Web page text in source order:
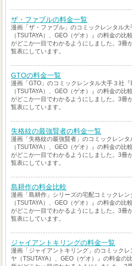
ザ・ファブルの料金一覧
漫画「ザ・ファブル」のコミックレンタル
（TSUTAYA）、GEO（ゲオ）』の料金の
がどこか一目でわかるようにしました。3冊
覧表にしています。
GTOの料金一覧
漫画「GTO」のコミックレンタル大手３社
（TSUTAYA）、GEO（ゲオ）』の料金の
がどこか一目でわかるようにしました。3冊
覧表にしています。
失格紋の最強賢者の料金一覧
漫画「失格紋の最強賢者」のコミックレン
（TSUTAYA）、GEO（ゲオ）』の料金の
がどこか一目でわかるようにしました。3冊
覧表にしています。
島耕作の料金比較
漫画「島耕作」シリーズの宅配コミックレ
（TSUTAYA）、GEO（ゲオ）』の料金の
がどこか一目でわかるようにしました。3冊
覧表にしています。
ジャイアントキリングの料金一覧
漫画「ジャイアントキリング」のコミック
ヤ（TSUTAYA）、GEO（ゲオ）』の料金の